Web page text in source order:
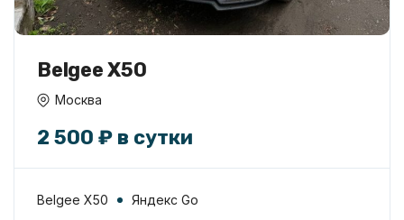
Belgee X50
Москва
2 500 ₽ в сутки
Belgee X50 Яндекс Go